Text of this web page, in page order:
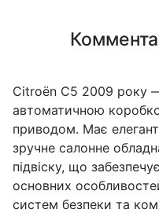
Citroën C5 2009 року
автоматичною
приводом. Має
зручне салонне
підвіску, що
основних
систем безпеки та